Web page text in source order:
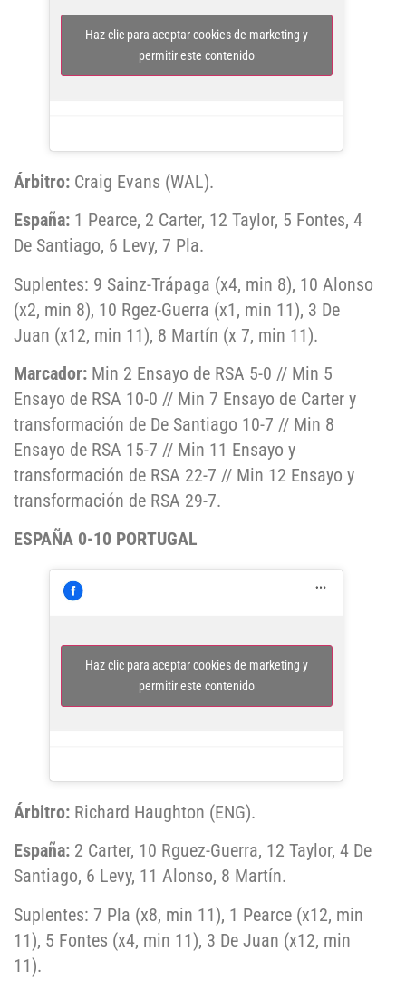
Haz clic para aceptar cookies de marketing y
permitir este contenido
Árbitro: Craig Evans (WAL).
España: 1 Pearce, 2 Carter, 12 Taylor, 5 Fontes, 4
De Santiago, 6 Levy, 7 Pla.
Suplentes: 9 Sainz-Trápaga (x4, min 8), 10 Alonso
(x2, min 8), 10 Rgez-Guerra (x1, min 11), 3 De
Juan (x12, min 11), 8 Martín (x 7, min 11).
Marcador: Min 2 Ensayo de RSA 5-0 // Min 5
Ensayo de RSA 10-0 // Min 7 Ensayo de Carter y
transformación de De Santiago 10-7 // Min 8
Ensayo de RSA 15-7 // Min 11 Ensayo y
transformación de RSA 22-7 // Min 12 Ensayo y
transformación de RSA 29-7.
ESPAÑA 0-10 PORTUGAL
Haz clic para aceptar cookies de marketing y
permitir este contenido
Árbitro: Richard Haughton (ENG).
España: 2 Carter, 10 Rguez-Guerra, 12 Taylor, 4 De
Santiago, 6 Levy, 11 Alonso, 8 Martín.
Suplentes: 7 Pla (x8, min 11), 1 Pearce (x12, min
11), 5 Fontes (x4, min 11), 3 De Juan (x12, min
11).